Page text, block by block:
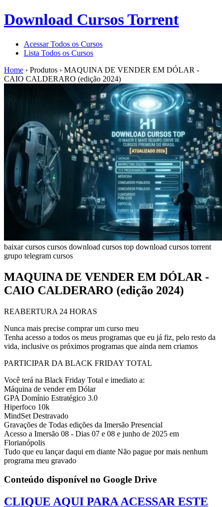
Download Cursos Torrent
Acessar Todos os Cursos
Lista Todos os Cursos
Home › Produtos › MAQUINA DE VENDER EM DÓLAR -
CAIO CALDERARO (edição 2024)
baixar cursos cursos download cursos top download cursos torrent
grupo telegram cursos
MAQUINA DE VENDER EM DÓLAR -
CAIO CALDERARO (edição 2024)
REABERTURA 24 HORAS
Nunca mais precise comprar um curso meu
Tenha acesso a todos os meus programas que eu já fiz, pelo resto da
vida, inclusive os próximos programas que ainda nem criamos
PARTICIPAR DA BLACK FRIDAY TOTAL
Você terá na Black Friday Total e imediato a:
Máquina de vender em Dólar
GPA Domínio Estratégico 3.0
Hiperfoco 10k
MindSet Destravado
Gravações de Todas edições da Imersão Presencial
Acesso a Imersão 08 - Dias 07 e 08 e junho de 2025 em
Florianópolis
Tudo que eu lançar daqui em diante Não pague por mais nenhum
programa meu gravado
Conteúdo disponível no Google Drive
CLIQUE AQUI PARA ACESSAR ESTE